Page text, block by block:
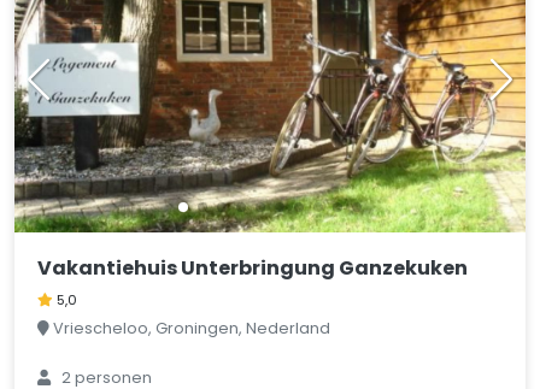
Vakantiehuis Unterbringung Ganzekuken
5,0
Vriescheloo, Groningen, Nederland
2 personen